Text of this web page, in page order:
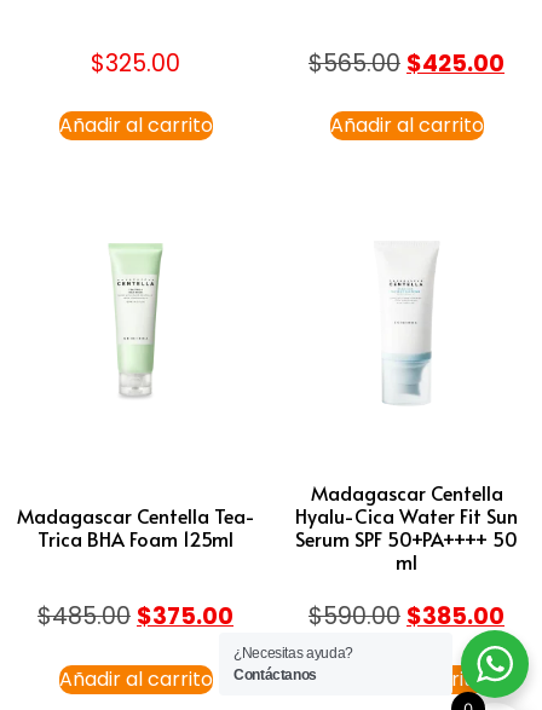
$325.00
Añadir al carrito
$565.00 $425.00
Añadir al carrito
Madagascar Centella Tea-
Trica BHA Foam 125ml
$485.00 $375.00
Añadir al carrito
Madagascar Centella
Hyalu-Cica Water Fit Sun
Serum SPF 50+PA++++ 50
ml
$590.00 $385.00
Añadir al carrito
¿Necesitas ayuda?
Contáctanos